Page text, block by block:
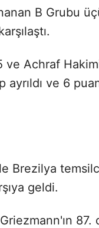
B Grubu
ve Achraf
ve 6
Brezilya
geldi.